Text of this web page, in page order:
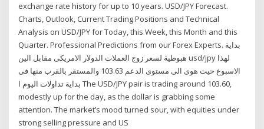
exchange rate history for up to 10 years. USD/JPY Forecast.
Charts, Outlook, Current Trading Positions and Technical
Analysis on USD/JPY for Today, this Week, this Month and this
Quarter. Professional Predictions from our Forex Experts. بداية
هبوطية لسعر زوج العملات الدولار الامريكى مقابل الين usd/jpy لهذا
الاسبوع حيث هوى الى مستوى الدعم 103.63 والمستقر بالقرب منها فى
بداية تداولات اليوم ا The USD/JPY pair is trading around 103.60,
modestly up for the day, as the dollar is grabbing some
attention. The market’s mood turned sour, with equities under
strong selling pressure and US